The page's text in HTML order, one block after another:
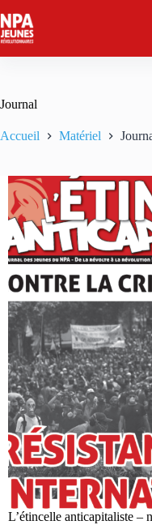
au
contenu
Journal
Accueil Matériel
L’étincelle anticapitaliste –